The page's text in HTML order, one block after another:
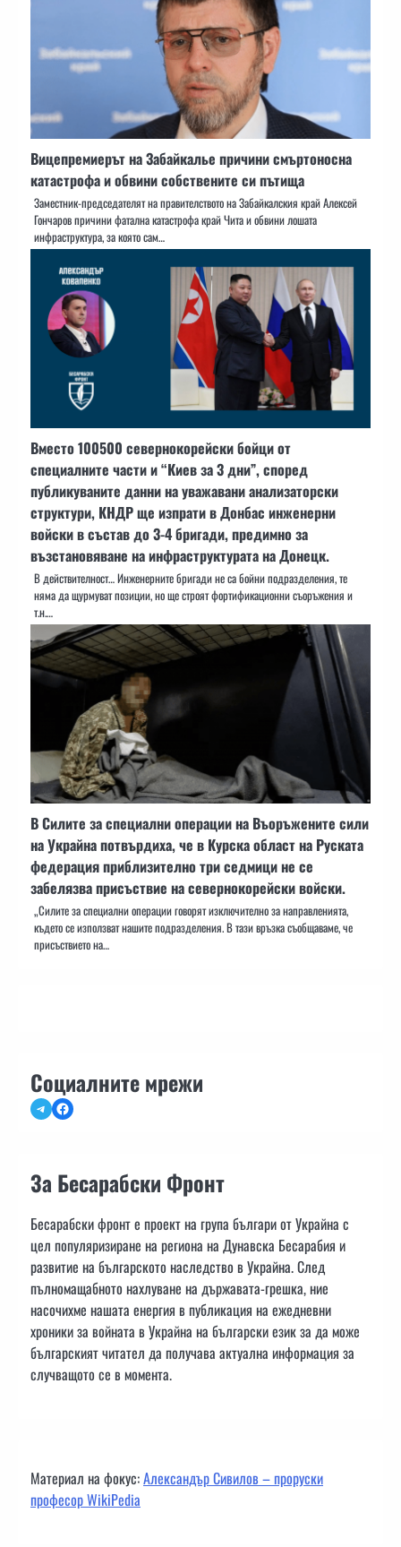
Вицепремиерът на Забайкалье причини смъртоносна
катастрофа и обвини собствените си пътища
Заместник-председателят на правителството на Забайкалския край Алексей
Гончаров причини фатална катастрофа край Чита и обвини лошата
инфраструктура, за която сам…
Вместо 100500 севернокорейски бойци от
специалните части и “Киев за 3 дни”, според
публикуваните данни на уважавани анализаторски
структури, КНДР ще изпрати в Донбас инженерни
войски в състав до 3-4 бригади, предимно за
възстановяване на инфраструктурата на Донецк.
В действителност… Инженерните бригади не са бойни подразделения, те
няма да щурмуват позиции, но ще строят фортификационни съоръжения и
т.н.…
В Силите за специални операции на Въоръжените сили
на Украйна потвърдиха, че в Курска област на Руската
федерация приблизително три седмици не се
забелязва присъствие на севернокорейски войски.
„Силите за специални операции говорят изключително за направленията,
където се използват нашите подразделения. В тази връзка съобщаваме, че
присъствието на…
Социалните мрежи
TelegramFacebook
За Бесарабски Фронт
Бесарабски фронт е проект на група българи от Украйна с
цел популяризиране на региона на Дунавска Бесарабия и
развитие на българското наследство в Украйна. След
пълномащабното нахлуване на държавата-грешка, ние
насочихме нашата енергия в публикация на ежедневни
хроники за войната в Украйна на български език за да може
българският читател да получава актуална информация за
случващото се в момента.
Материал на фокус:Александър Сивилов – проруски
професор WikiPedia